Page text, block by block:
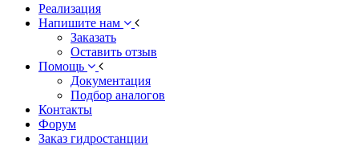
Реализация
Напишите нам
Заказать
Оставить отзыв
Помощь
Документация
Подбор аналогов
Контакты
Форум
Заказ гидростанции